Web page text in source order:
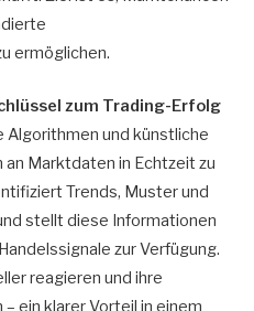
ermöglichen.
zum Trading-Erfolg
Algorithmen und künstliche
Marktdaten in Echtzeit zu
Trends, Muster und
stellt diese Informationen
zur Verfügung.
reagieren und ihre
ein klarer Vorteil in einem